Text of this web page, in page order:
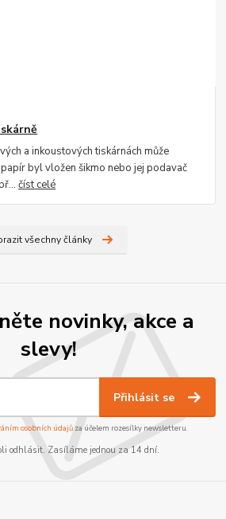
a inkoustových tiskárnách může
byl vložen šikmo nebo jej podavač
číst celé
všechny články
novinky, akce a
slevy!
Přihlásit se
osobních údajůza účelem rozesílky newsletteru.
odhlásit. Zasíláme jednou za 14 dní.